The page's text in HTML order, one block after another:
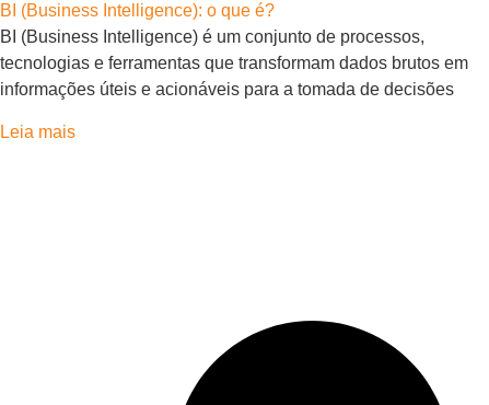
BI (Business Intelligence): o que é?
BI (Business Intelligence) é um conjunto de processos,
tecnologias e ferramentas que transformam dados brutos em
informações úteis e acionáveis para a tomada de decisões
Leia mais